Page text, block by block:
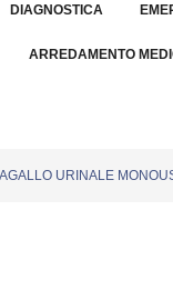
DIAGNOSTICA
ARREDAMENTO
URINALE